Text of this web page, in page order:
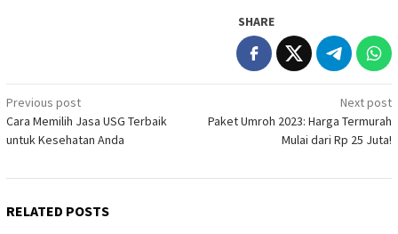
SHARE
Post
navigation
Previous post
Cara Memilih Jasa USG Terbaik
untuk Kesehatan Anda
Next post
Paket Umroh 2023: Harga Termurah
Mulai dari Rp 25 Juta!
RELATED POSTS